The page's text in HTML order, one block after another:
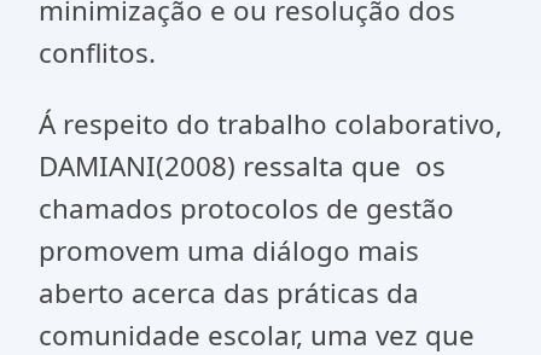
minimização e ou resolução dos
conflitos.
Á respeito do trabalho colaborativo,
DAMIANI(2008) ressalta que os
chamados protocolos de gestão
promovem uma diálogo mais
aberto acerca das práticas da
comunidade escolar, uma vez que